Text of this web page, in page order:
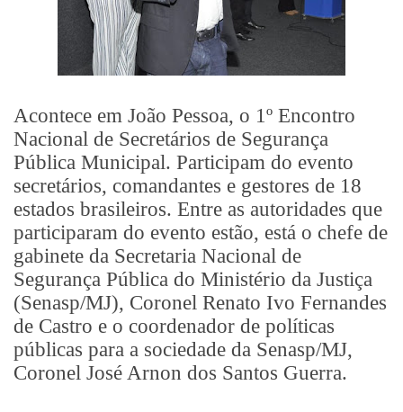
Acontece em João Pessoa, o 1º Encontro
Nacional de Secretários de Segurança
Pública Municipal. Participam do evento
secretários, comandantes e gestores de 18
estados brasileiros. Entre as autoridades que
participaram do evento estão, está o chefe de
gabinete da Secretaria Nacional de
Segurança Pública do Ministério da Justiça
(Senasp/MJ), Coronel Renato Ivo Fernandes
de Castro e o coordenador de políticas
públicas para a sociedade da Senasp/MJ,
Coronel José Arnon dos Santos Guerra.